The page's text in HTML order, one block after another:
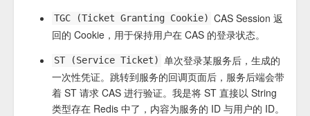
TGC (Ticket Granting Cookie) CAS Session 返
回的 Cookie，用于保持用户在 CAS 的登录状态。
ST (Service Ticket) 单次登录某服务后，生成的
一次性凭证。跳转到服务的回调页面后，服务后端会带
着 ST 请求 CAS 进行验证。我是将 ST 直接以 String
类型存在 Redis 中了，内容为服务的 ID 与用户的 ID。